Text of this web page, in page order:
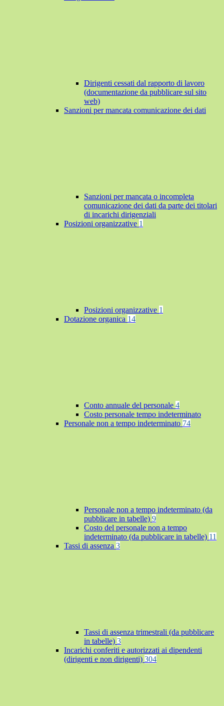
Dirigenti cessati dal rapporto di lavoro
(documentazione da pubblicare sul sito
web)
Sanzioni per mancata comunicazione dei dati
Sanzioni per mancata o incompleta
comunicazione dei dati da parte dei titolari
di incarichi dirigenziali
Posizioni organizzative 1
Posizioni organizzative 1
Dotazione organica 14
Conto annuale del personale 4
Costo personale tempo indeterminato
Personale non a tempo indeterminato 74
Personale non a tempo indeterminato (da
pubblicare in tabelle) 9
Costo del personale non a tempo
indeterminato (da pubblicare in tabelle) 11
Tassi di assenza 3
Tassi di assenza trimestrali (da pubblicare
in tabelle) 3
Incarichi conferiti e autorizzati ai dipendenti
(dirigenti e non dirigenti) 304